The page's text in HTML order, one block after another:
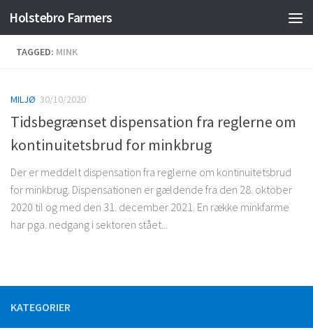
Skip to content
Holstebro Farmers
TAGGED: MINK
MILJØ 30/10/2020
Tidsbegrænset dispensation fra reglerne om
kontinuitetsbrud for minkbrug
Der er meddelt dispensation fra reglerne om kontinuitetsbrud
for minkbrug. Dispensationen er gældende fra den 28. oktober
2020 til og med den 31. december 2021. En række minkfarme
har pga. nedgang i sektoren stået...
KATEGORIER